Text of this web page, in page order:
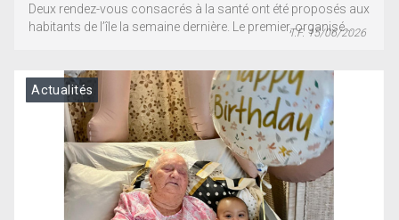
Deux rendez-vous consacrés à la santé ont été proposés aux
habitants de l’île la semaine dernière. Le premier, organisé...
T.F. 15/06/2026
Actualités